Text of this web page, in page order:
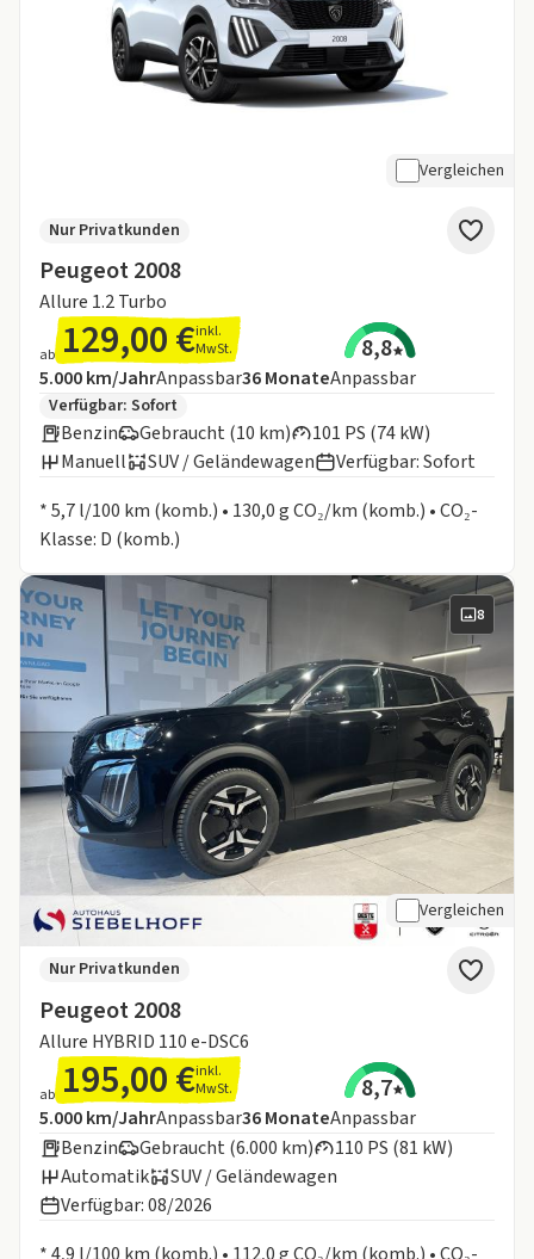
Vergleichen
Peugeot 2008
Allure 1.2 Turbo
Nur Privatkunden
ab 129,00 €inkl.
MwSt.
8,8
Angebotsdetails:
Inklusive Laufleistung
5.000 km/JahrAnpassbarLaufzeit
36MonateAnpassbar
Zusätzliche Fahrzeuginformationen:
Verfügbar: Sofort
Benzin Gebraucht (10 km)
101 PS (74 kW)
Manuell
SUV / Geländewagen
Verfügbar: Sofort
* 5,7 l/100 km (komb.) • 130,0 g CO₂/km (komb.) • CO₂-
Klasse: D (komb.)
8
Vergleichen
Peugeot 2008
Allure HYBRID 110 e-DSC6
Nur Privatkunden
ab 195,00 €inkl.
MwSt.
8,7
Angebotsdetails:
Inklusive Laufleistung
5.000 km/JahrAnpassbarLaufzeit
36MonateAnpassbar
Benzin
Gebraucht (6.000 km)
110 PS (81 kW)
Automatik
SUV / Geländewagen
Verfügbar: 08/2026
* 4,9 l/100 km (komb.) • 112,0 g CO₂/km (komb.) • CO₂-